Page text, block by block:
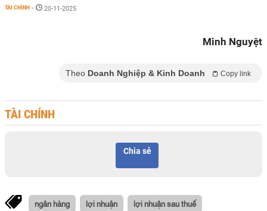
TÀI CHÍNH - 20-11-2025
Minh Nguyệt
Theo Doanh Nghiệp & Kinh Doanh Copy link
TÀI CHÍNH
Chia sẻ
ngân hàng lợi nhuận lợi nhuận sau thuế